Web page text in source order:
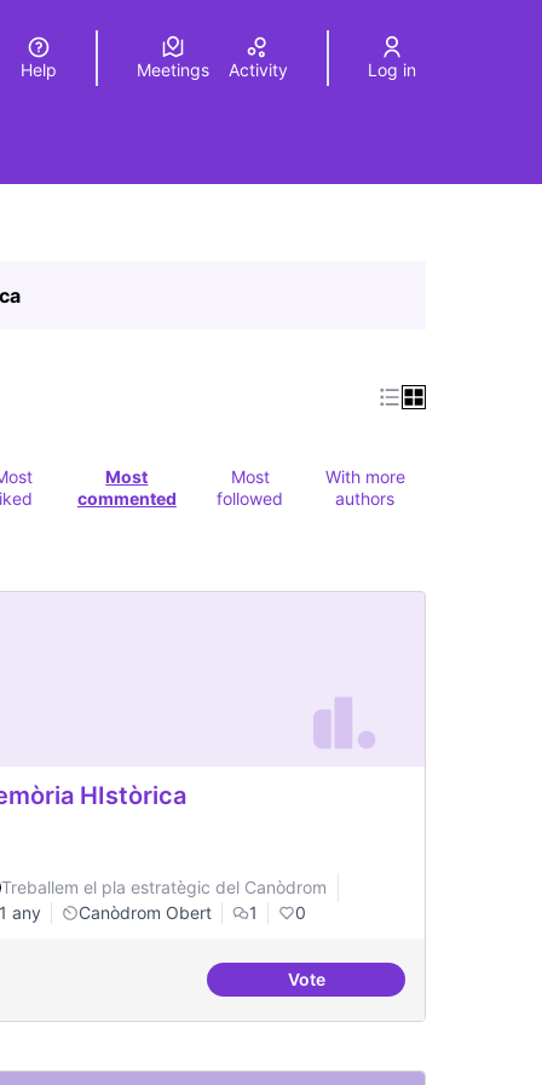
Elegir el idiomaChoose language
Help Meetings Activity Log in
Most
commented
Most
followed
With more
authors
HIstòrica
Treballem el pla estratègic del Canòdrom
1 any
Canòdrom Obert 1 0
VoteMemòria HIstòrica